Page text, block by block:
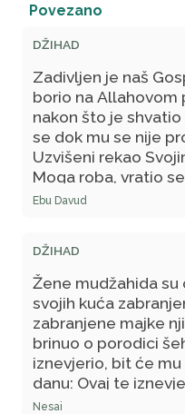
Povezano
DŽIHAD
Zadivljen je naš
borio na Allahovom
nakon što je
se dok mu se nije
Uzvišeni rekao
Moga roba, vratio
ga čeka kod Mene i
Ebu Davud
DŽIHAD
Žene mudžahida su
svojih kuća
zabranjene majke
brinuo o porodici
iznevjerio, bit će
danu: Ovaj te
uzmi od njegovih
Nesai